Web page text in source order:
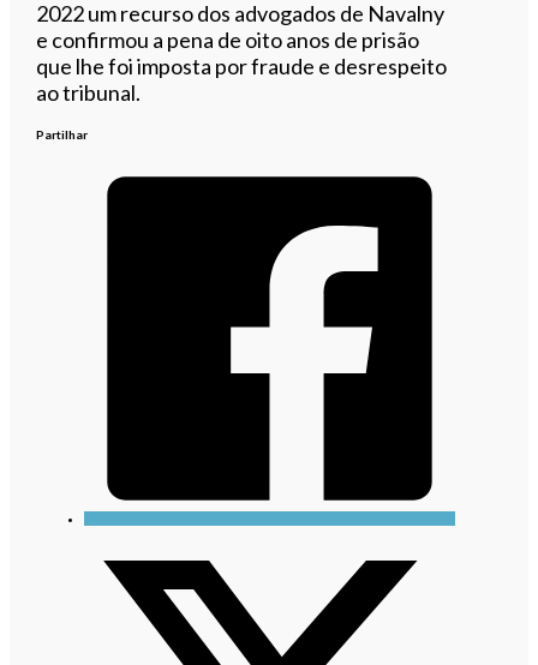
2022 um recurso dos advogados de Navalny
e confirmou a pena de oito anos de prisão
que lhe foi imposta por fraude e desrespeito
ao tribunal.
Partilhar